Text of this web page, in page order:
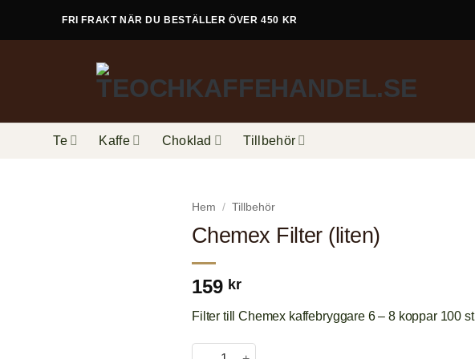
FRI FRAKT NÄR DU BESTÄLLER ÖVER 450 KR
Te Kaffe Choklad Tillbehör
Hem / Tillbehör
Chemex Filter (liten)
159 kr
Filter till Chemex kaffebryggare 6 – 8 koppar 100 st
Chemex Filter (liten) mängd